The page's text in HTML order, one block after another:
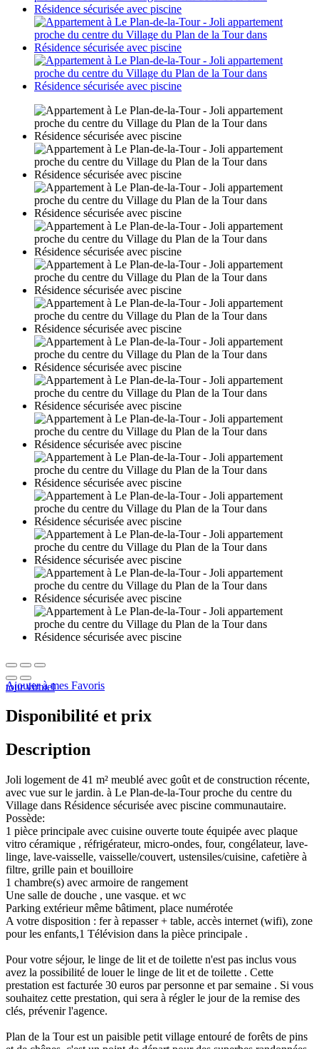
tour virtuel
Ajouter à mes Favoris
Disponibilité et prix
Description
Joli logement de 41 m² meublé avec goût et de construction récente,
avec vue sur le jardin. à Le Plan-de-la-Tour proche du centre du
Village dans Résidence sécurisée avec piscine communautaire.
Possède:
1 pièce principale avec cuisine ouverte toute équipée avec plaque
vitro céramique , réfrigérateur, micro-ondes, four, congélateur, lave-
linge, lave-vaisselle, vaisselle/couvert, ustensiles/cuisine, cafetière à
filtre, grille pain et bouilloire
1 chambre(s) avec armoire de rangement
Une salle de douche , une vasque. et wc
Parking extérieur même bâtiment, place numérotée
A votre disposition : fer à repasser + table, accès internet (wifi), zone
pour les enfants,1 Télévision dans la pièce principale .
Pour votre séjour, le linge de lit et de toilette n'est pas inclus vous
avez la possibilité de louer le linge de lit et de toilette . Cette
prestation est facturée 30 euros par personne et par semaine . Si vous
souhaitez cette prestation, qui sera à régler le jour de la remise des
clés, prévenir l'agence.
Plan de la Tour est un paisible petit village entouré de forêts de pins